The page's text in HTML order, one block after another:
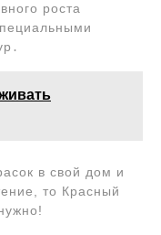
роста
в свой дом и
то Красный